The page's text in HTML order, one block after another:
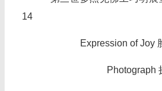
Expression of Joy
Photograph